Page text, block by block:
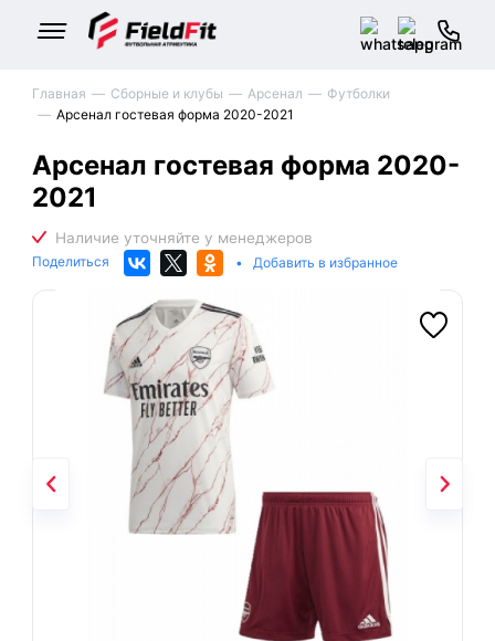
Главная Сборные и клубы Арсенал
Футболки
Арсенал гостевая форма 2020-2021
Арсенал гостевая форма 2020-
2021
Поделиться • Добавить в избранное